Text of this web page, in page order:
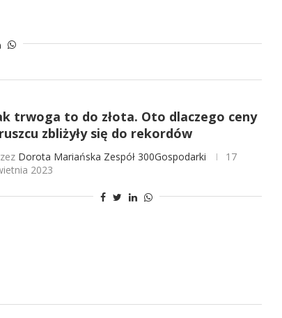
trwoga to do złota. Oto dlaczego ceny
zbliżyły się do rekordów
Dorota Mariańska Zespół 300Gospodarki
17
2023